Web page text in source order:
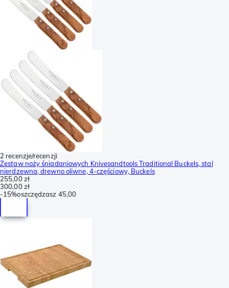
2 recenzje/recenzji
Zestaw noży śniadaniowych Knivesandtools Traditional Buckels, stal
nierdzewna, drewno oliwne, 4-częściowy, Buckels
255,00 zł
300,00 zł
-15%oszczędzasz 45,00